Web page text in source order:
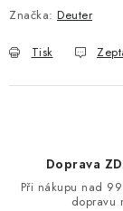
Značka: Deuter
Tisk
Doprava
Při nákupu nad
dopravu